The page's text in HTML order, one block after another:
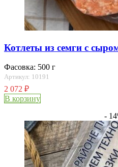
Котлеты из семги с
Фасовка: 500 г
Артикул: 10191
2 072 ₽
В корзину
-